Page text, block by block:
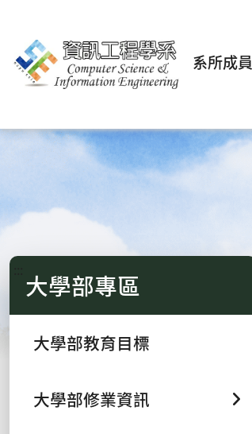
系所成員
大學部專區
大學部教育目標
大學部修業資訊